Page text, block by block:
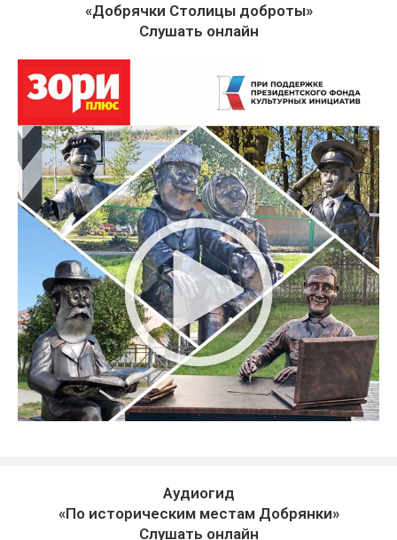
«Добрячки Столицы доброты»
Слушать онлайн
Аудиогид
«По историческим местам Добрянки»
Слушать онлайн